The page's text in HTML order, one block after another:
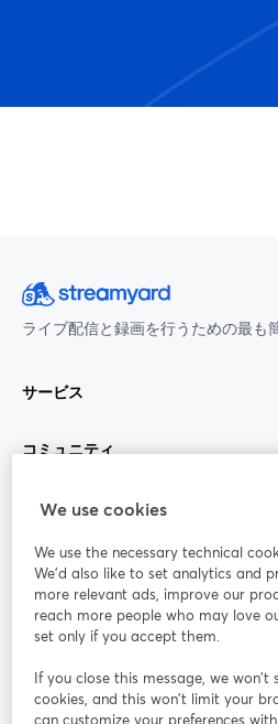
ライブ配信と録画を行うための最も
サービス
コミュニティ
StreamYard：
参加する
ライ
ンセ
ミナ
ー
Facebook
新しい
We use cookies
We use the necessary technical
We'd also like to set analytics and
more relevant ads, improve our
reach more people who may love
set only if you accept them.
If you close this message, we
cookies, and this won’t limit your
can customize your preferences